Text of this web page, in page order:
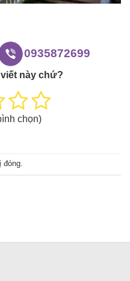
0935872699
này chứ?
chọn)